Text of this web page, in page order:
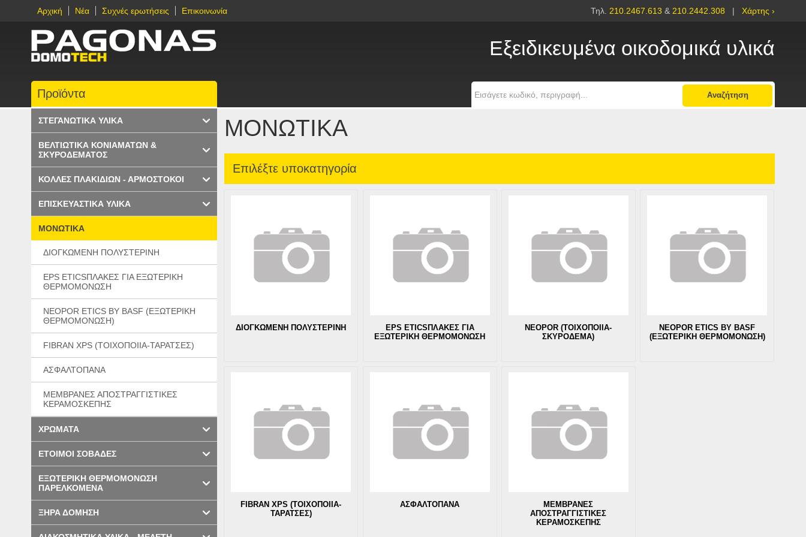
Αρχική Νέα Συχνές ερωτήσεις Επικοινωνία Τηλ. 210.2467.613 & 210.2442.308 | Χάρτης ›
Εξειδικευμένα οικοδομικά υλικά
Αναζήτηση
ΜΟΝΩΤΙΚΑ
Επιλέξτε υποκατηγορία
ΔΙΟΓΚΩΜΕΝΗ ΠΟΛΥΣΤΕΡΙΝΗ
EPS ETICSΠΛΑΚΕΣ ΓΙΑ
ΕΞΩΤΕΡΙΚΗ ΘΕΡΜΟΜΟΝΩΣΗ
NEOPOR (ΤΟΙΧΟΠΟΙΙΑ-
ΣΚΥΡΟΔΕΜΑ)
NEOPOR ETICS BY BASF
(ΕΞΩΤΕΡΙΚΗ ΘΕΡΜΟΜΟΝΩΣΗ)
FIBRAN XPS (ΤΟΙΧΟΠΟΙΙΑ-
ΤΑΡΑΤΣΕΣ)
ΑΣΦΑΛΤΟΠΑΝΑ
ΜΕΜΒΡΑΝΕΣ
ΑΠΟΣΤΡΑΓΓΙΣΤΙΚΕΣ
ΚΕΡΑΜΟΣΚΕΠΗΣ
Προϊόντα
ΣΤΕΓΑΝΩΤΙΚΑ ΥΛΙΚΑ
ΒΕΛΤΙΩΤΙΚΑ ΚΟΝΙΑΜΑΤΩΝ &
ΣΚΥΡΟΔΕΜΑΤΟΣ
ΚΟΛΛΕΣ ΠΛΑΚΙΔΙΩΝ - ΑΡΜΟΣΤΟΚΟΙ
ΕΠΙΣΚΕΥΑΣΤΙΚΑ ΥΛΙΚΑ
ΜΟΝΩΤΙΚΑ
ΔΙΟΓΚΩΜΕΝΗ ΠΟΛΥΣΤΕΡΙΝΗ
EPS ETICSΠΛΑΚΕΣ ΓΙΑ ΕΞΩΤΕΡΙΚΗ
ΘΕΡΜΟΜΟΝΩΣΗ
NEOPOR ETICS BY BASF (ΕΞΩΤΕΡΙΚΗ
ΘΕΡΜΟΜΟΝΩΣΗ)
FIBRAN XPS (ΤΟΙΧΟΠΟΙΙΑ-ΤΑΡΑΤΣΕΣ)
ΑΣΦΑΛΤΟΠΑΝΑ
ΜΕΜΒΡΑΝΕΣ ΑΠΟΣΤΡΑΓΓΙΣΤΙΚΕΣ
ΚΕΡΑΜΟΣΚΕΠΗΣ
ΧΡΩΜΑΤΑ
ΕΤΟΙΜΟΙ ΣΟΒΑΔΕΣ
ΕΞΩΤΕΡΙΚΗ ΘΕΡΜΟΜΟΝΩΣΗ
ΠΑΡΕΛΚΟΜΕΝΑ
ΞΗΡΑ ΔΟΜΗΣΗ